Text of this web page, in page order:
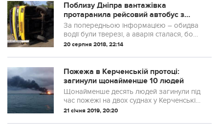
Поблизу Дніпра вантажівка
протаранила рейсовий автобус з
людьми: подробиці аварії
За попередньою інформацією – обидва
водії були тверезі, а аварія сталася, бо
кермувальник фури заснув за кермом
20 серпня 2018, 22:14
Пожежа в Керченській протоці:
загинули щонайменше 10 людей
Щонайменше десять людей загинули під
час пожежі на двох суднах у Керченській
протоці.
21 січня 2019, 20:20